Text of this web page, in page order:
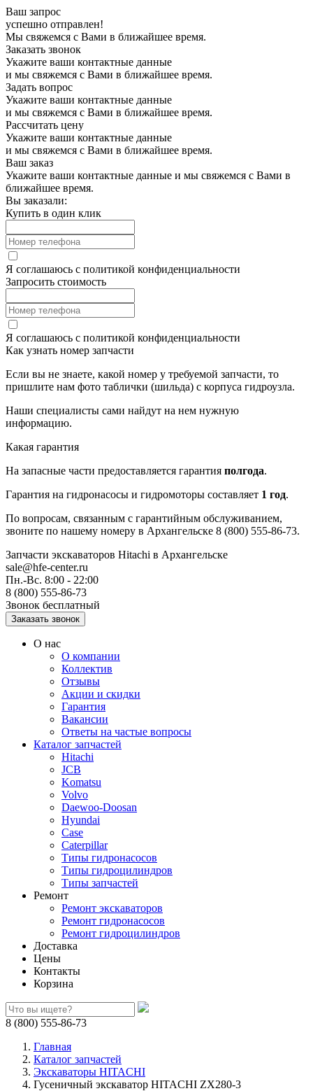
Ваш запрос
успешно отправлен!
Мы свяжемся с Вами в ближайшее время.
Заказать звонок
Укажите ваши контактные данные
и мы свяжемся с Вами в ближайшее время.
Задать вопрос
Укажите ваши контактные данные
и мы свяжемся с Вами в ближайшее время.
Рассчитать цену
Укажите ваши контактные данные
и мы свяжемся с Вами в ближайшее время.
Ваш заказ
Укажите ваши контактные данные и мы свяжемся с Вами в
ближайшее время.
Вы заказали:
Купить в один клик
Я соглашаюсь с политикой конфиденциальности
Запросить стоимость
Я соглашаюсь с политикой конфиденциальности
Как узнать номер запчасти
Если вы не знаете, какой номер у требуемой запчасти, то
пришлите нам фото таблички (шильда) с корпуса гидроузла.
Наши специалисты сами найдут на нем нужную
информацию.
Какая гарантия
На запасные части предоставляется гарантия полгода.
Гарантия на гидронасосы и гидромоторы составляет 1 год.
По вопросам, связанным с гарантийным обслуживанием,
звоните по нашему номеру в Архангельске 8 (800) 555-86-73.
Запчасти экскаваторов Hitachi в Архангельске
sale@hfe-center.ru
Пн.-Вс. 8:00 - 22:00
8 (800) 555-86-73
Звонок бесплатный
О нас
О компании
Коллектив
Отзывы
Акции и скидки
Гарантия
Вакансии
Ответы на частые вопросы
Каталог запчастей
Hitachi
JCB
Komatsu
Volvo
Daewoo-Doosan
Hyundai
Case
Caterpillar
Типы гидронасосов
Типы гидроцилиндров
Типы запчастей
Ремонт
Ремонт экскаваторов
Ремонт гидронасосов
Ремонт гидроцилиндров
Доставка
Цены
Контакты
Корзина
8 (800) 555-86-73
Главная
Каталог запчастей
Экскаваторы HITACHI
Гусеничный экскаватор HITACHI ZX280-3